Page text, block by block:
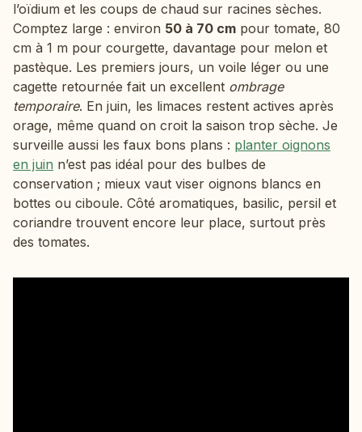
l’oïdium et les coups de chaud sur racines sèches.
Comptez large : environ 50 à 70 cm pour tomate, 80
cm à 1 m pour courgette, davantage pour melon et
pastèque. Les premiers jours, un voile léger ou une
cagette retournée fait un excellent ombrage
temporaire. En juin, les limaces restent actives après
orage, même quand on croit la saison trop sèche. Je
surveille aussi les faux bons plans : planter oignons
en juin n’est pas idéal pour des bulbes de
conservation ; mieux vaut viser oignons blancs en
bottes ou ciboule. Côté aromatiques, basilic, persil et
coriandre trouvent encore leur place, surtout près
des tomates.